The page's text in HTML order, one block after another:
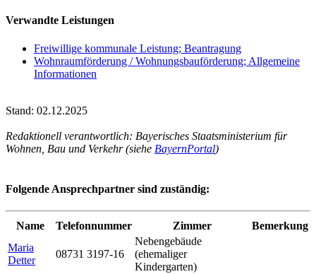
Verwandte Leistungen
Freiwillige kommunale Leistung; Beantragung
Wohnraumförderung / Wohnungsbauförderung; Allgemeine
Informationen
Stand: 02.12.2025
Redaktionell verantwortlich: Bayerisches Staatsministerium für
Wohnen, Bau und Verkehr (siehe BayernPortal)
Folgende Ansprechpartner sind zuständig:
Name Telefonnummer Zimmer
Bemerkung
Maria
Detter
08731 3197-16
Nebengebäude
(ehemaliger
Kindergarten)